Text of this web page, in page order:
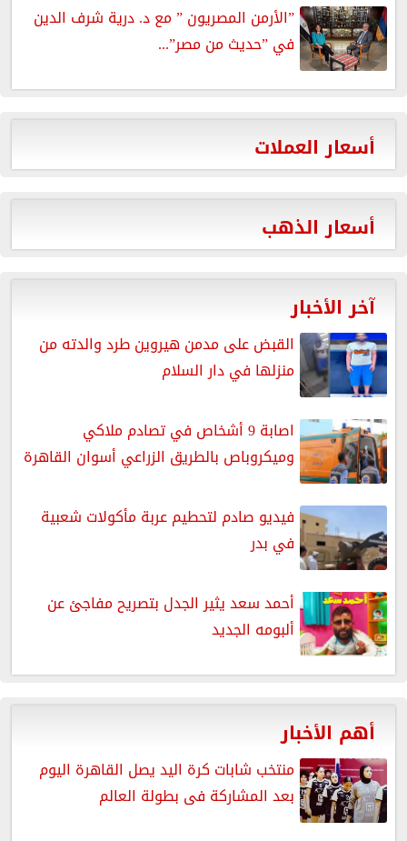
”الأرمن المصريون ” مع د. درية شرف الدين
في ”حديث من مصر”...
أسعار العملات
أسعار الذهب
آخر الأخبار
القبض على مدمن هيروين طرد والدته من
منزلها في دار السلام
اصابة 9 أشخاص في تصادم ملاكي
وميكروباص بالطريق الزراعي أسوان القاهرة
فيديو صادم لتحطيم عربة مأكولات شعبية
في بدر
أحمد سعد يثير الجدل بتصريح مفاجئ عن
ألبومه الجديد
أهم الأخبار
منتخب شابات كرة اليد يصل القاهرة اليوم
بعد المشاركة فى بطولة العالم